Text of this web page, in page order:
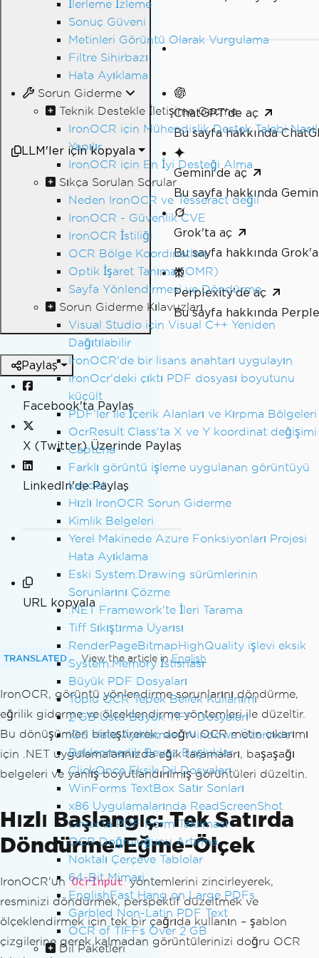
İlerleme İzleme
Sonuç Güveni
Metinleri Görüntü Olarak Vurgulama
Filtre Sihirbazı
Hata Ayıklama
Sorun Giderme
Teknik Destekle İletişime Geçme
IronOCR için Mühendislik Destek Talebi Nasıl
Yapılır
IronOCR için En İyi Desteği Alma
Sıkça Sorulan Sorular
Neden IronOCR ve Tesseract değil
IronOCR - Güvenlik CVE
IronOCR İstiliği
OCR Bölge Koordinatları
Optik İşaret Tanıma (OMR)
Sayfa Yönlendirmesi ve Döndürme
Sorun Giderme Kılavuzları
Visual Studio için Visual C++ Yeniden
Dağıtılabilir
IronOCR'de bir lisans anahtarı uygulayın
IronOcr'deki çıktı PDF dosyası boyutunu
küçült
PDF'ler ile İçerik Alanları ve Kırpma Bölgeleri
OcrResult Class'ta X ve Y koordinat değişimi
Captcha
Farklı görüntü işleme uygulanan görüntüyü
kaydet
Hızlı IronOCR Sorun Giderme
Kimlik Belgeleri
Yerel Makinede Azure Fonksiyonları Projesi
Hata Ayıklama
Eski System.Drawing sürümlerinin
Sorunlarını Çözme
.NET Framework'te İleri Tarama
Tiff Sıkıştırma Uyarısı
RenderPageBitmapHighQuality işlevi eksik
System.Memory İstisnası
Büyük PDF Dosyaları
Toplu OCR Tepek Bellek Kullanımı
2 GB Üstü Büyük TIFF Dosyaları
iOS Hata Ayıklaması Windows Üzerinde
Beklenmedik Beyaz Boşluklar
ClickOnce Eksik Dil Dosyaları
WinForms TextBox Satır Sonları
x86 Uygulamalarında ReadScreenShot
Linux'ta PDF Form Takılması
OCR Doğruluğunu Artırma
Noktalı Çerçeve Tablolar
64-Bit Mimari
EnglishFast Hang on Large PDFs
Garbled Non-Latin PDF Text
OCR of TIFFs Over 2 GB
Dil Paketleri
LLM'ler için kopyala
ChatGPT'de aç
Bu sayfa hakkında
Gemini'de aç
Bu sayfa hakkında
Grok'ta aç
Bu sayfa hakkında
Perplexity'de aç
Bu sayfa hakkında
Paylaş
Facebook'ta Paylaş
X (Twitter) Üzerinde Paylaş
LinkedIn'de Paylaş
URL kopyala
TRANSLATED View the article inEnglish
IronOCR, görüntü yönlendirme sorunlarını döndürme,
eğrilik giderme ve ölçeklendirme yöntemleri ile düzeltir.
Bu dönüşümleri birleştirerek, doğru OCR metin çıkarımı
için .NET uygulamalarınızda eğik taramaları, başaşağı
belgeleri ve yanlış boyutlandırılmış görüntüleri düzeltin.
Hızlı Başlangıç: Tek Satırda
Döndürme-Eğme-Ölçek
IronOCR'un OcrInput yöntemlerini zincirleyerek,
resminizi döndürmek, perspektif düzeltmek ve
ölçeklendirmek için tek bir çağrıda kullanın – şablon
çizgilerine gerek kalmadan görüntülerinizi doğru OCR